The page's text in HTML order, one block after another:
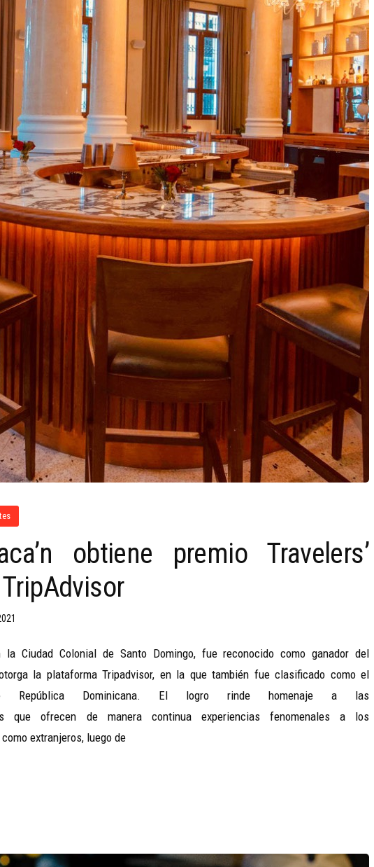
obtiene premio Travelers’
la Ciudad Colonial de Santo Domingo, fue reconocido como ganador del
la plataforma Tripadvisor, en la que también fue clasificado como el
República Dominicana. El logro rinde homenaje a las
que ofrecen de manera continua experiencias fenomenales a los
extranjeros, luego de